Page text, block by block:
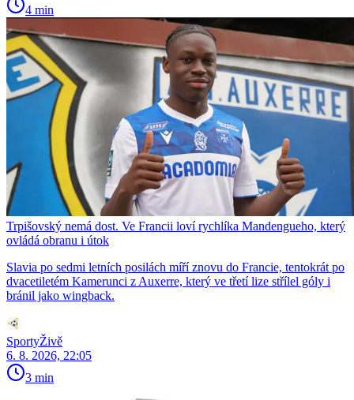
4 min
Trpišovský nemá dost. Ve Francii loví rychlíka Mandengueho, který
ovládá obranu i útok
Slavia po sedmi letních posilách míří znovu do Francie, tentokrát po
dvacetiletém Kamerunci z Auxerre, který ve třetí lize střílel góly i
bránil jako wingback.
SportyŽivě
6. 8. 2026, 22:05
3 min